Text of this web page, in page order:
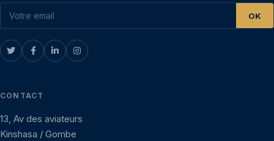
OK
CONTACT
13, Av des aviateurs
Kinshasa / Gombe